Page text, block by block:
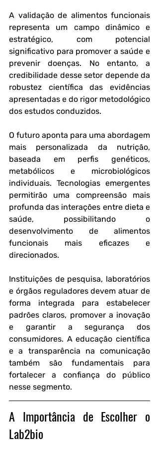
A validação de alimentos funcionais
representa um campo dinâmico e
estratégico, com potencial
significativo para promover a saúde e
prevenir doenças. No entanto, a
credibilidade desse setor depende da
robustez científica das evidências
apresentadas e do rigor metodológico
dos estudos conduzidos.
O futuro aponta para uma abordagem
mais personalizada da nutrição,
baseada em perfis genéticos,
metabólicos e microbiológicos
individuais. Tecnologias emergentes
permitirão uma compreensão mais
profunda das interações entre dieta e
saúde, possibilitando o
desenvolvimento de alimentos
funcionais mais eficazes e
direcionados.
Instituições de pesquisa, laboratórios
e órgãos reguladores devem atuar de
forma integrada para estabelecer
padrões claros, promover a inovação
e garantir a segurança dos
consumidores. A educação científica
e a transparência na comunicação
também são fundamentais para
fortalecer a confiança do público
nesse segmento.
A Importância de Escolher o
Lab2bio